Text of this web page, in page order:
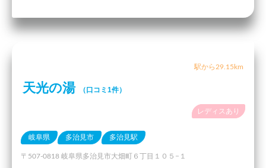
駅から29.15km
天光の湯 （口コミ1件）
レディスあり
岐阜県 多治見市 多治見駅
〒507-0818 岐阜県多治見市大畑町６丁目１０５−１